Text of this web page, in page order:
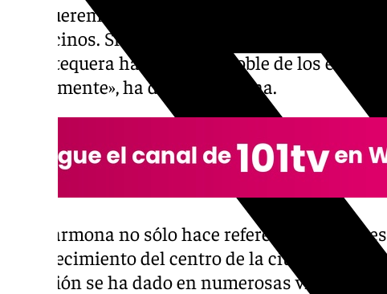
«No queremos crear alarma pero sí nos
los vecinos. Si nos comparamos con ciudades
en Antequera haría falta el doble de los
actualmente», ha dicho Carmona.
Así, Carmona no sólo hace referencia al robo
establecimiento del centro de la ciudad,
situación se ha dado en numerosas viviendas».